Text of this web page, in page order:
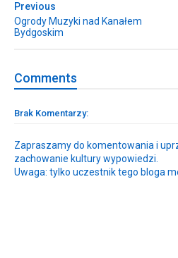
Previous
Ogrody Muzyki nad Kanałem
Bydgoskim
Comments
Brak Komentarzy:
Zapraszamy do komentowania i
zachowanie kultury wypowiedzi.
Uwaga: tylko uczestnik tego bloga